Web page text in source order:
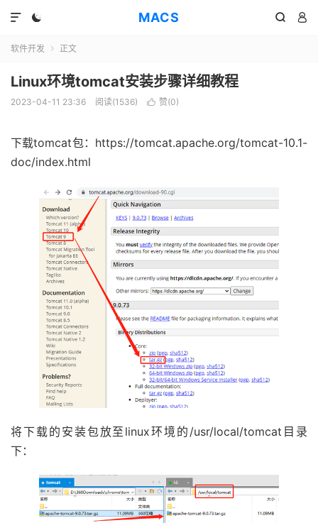
MACS
  

软件开发  正文
Linux环境tomcat安装步骤详细教程
2023-04-11 23:36 阅读(1536)  赞(0)
下载tomcat包：https://tomcat.apache.org/tomcat-10.1-
doc/index.html
将下载的安装包放至linux环境的/usr/local/tomcat目录
下：